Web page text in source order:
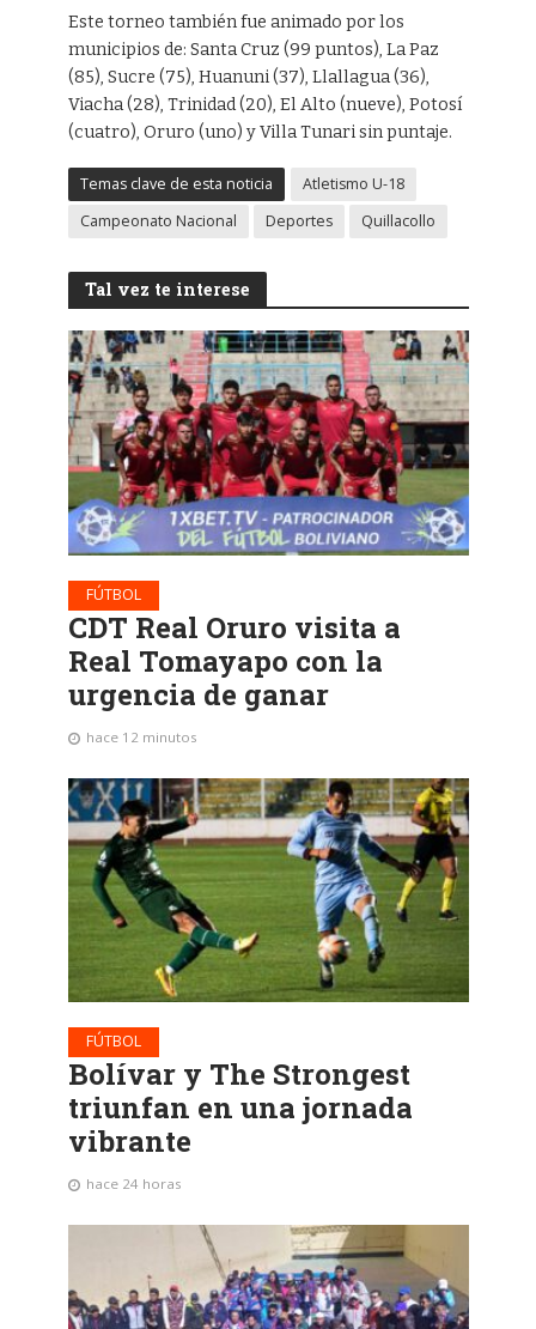
Este torneo también fue animado por los
municipios de: Santa Cruz (99 puntos), La Paz
(85), Sucre (75), Huanuni (37), Llallagua (36),
Viacha (28), Trinidad (20), El Alto (nueve), Potosí
(cuatro), Oruro (uno) y Villa Tunari sin puntaje.
Temas clave de esta noticia
Atletismo U-18
Campeonato Nacional
Deportes Quillacollo
Tal vez te interese
FÚTBOL
CDT Real Oruro visita a
Real Tomayapo con la
urgencia de ganar
hace 12 minutos
FÚTBOL
Bolívar y The Strongest
triunfan en una jornada
vibrante
hace 24 horas